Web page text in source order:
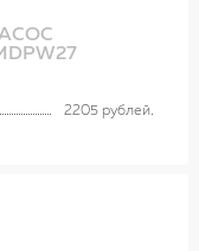
2205 рублей